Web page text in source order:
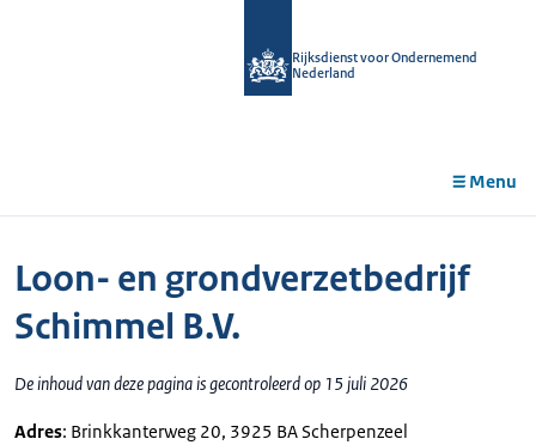
Rijksdienst voor Ondernemend
Nederland
Menu
Loon- en grondverzetbedrijf
Schimmel B.V.
De inhoud van deze pagina is gecontroleerd op 15 juli 2026
Adres: Brinkkanterweg 20, 3925 BA Scherpenzeel